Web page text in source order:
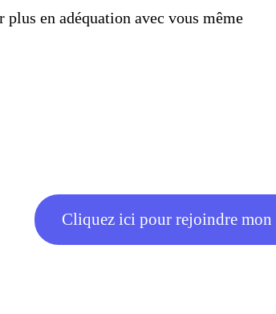
en adéquation avec vous même
Cliquez ici pour rejoindre